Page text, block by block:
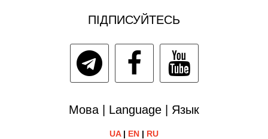
ПІДПИСУЙТЕСЬ
Мова | Language | Язык
UA| EN | RU